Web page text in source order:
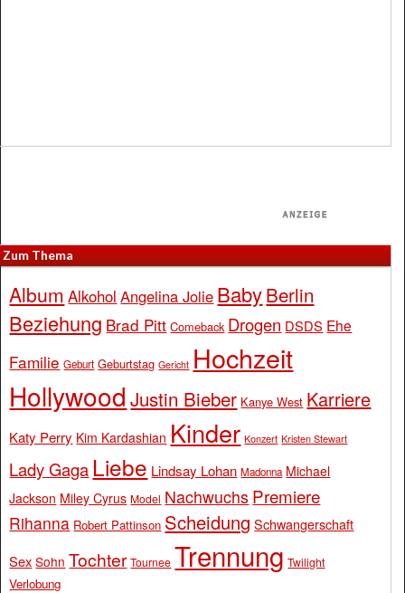
Zum Thema
Album Alkohol Angelina Jolie BabyBerlin
Beziehung Brad Pitt Comeback Drogen DSDS Ehe
Familie Geburt Geburtstag Gericht Hochzeit
Hollywood Justin Bieber Kanye West Karriere
Katy Perry Kim Kardashian Kinder Konzert Kristen Stewart
Lady Gaga Liebe Lindsay Lohan Madonna Michael
Jackson Miley Cyrus Model Nachwuchs Premiere
Rihanna Robert Pattinson Scheidung Schwangerschaft
Sex Sohn Tochter Tournee Trennung Twilight
Verlobung